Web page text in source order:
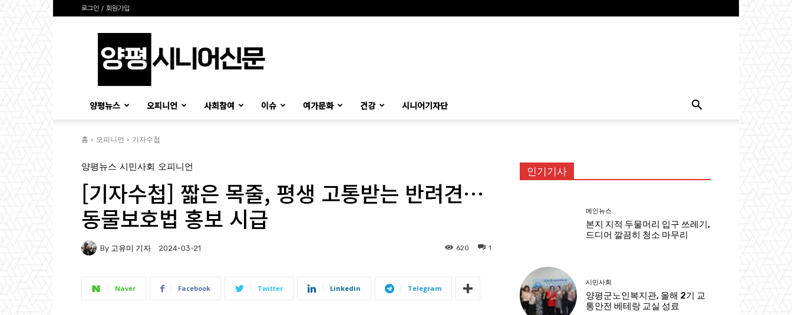
로그인 / 회원가입
시
양평뉴스 오피니언 사회참여 이슈 여가문화 건강 시니어기자단
홈 오피니언 기자수첩
양평뉴스 시민사회 오피니언
[기자수첩] 짧은 목줄, 평생 고통받는 반려견…
동물보호법 홍보 시급
By 고유미 기자 2024-03-21 1
620
Naver Facebook Twitter Linkedin Telegram
인기기사
메인뉴스
본지 지적 두물머리 입구 쓰레기,
드디어 깔끔히 청소 마무리
시민사회
양평군노인복지관, 올해 2기 교
통안전 베테랑 교실 성료